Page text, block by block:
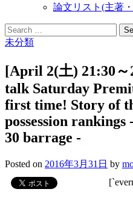
論文リスト(主著
Search
for:
未分類
[April 2(土) 21:30
talk Saturday
first time! Story of
possession
30 barrage -
Posted on 2016年3月31日 by